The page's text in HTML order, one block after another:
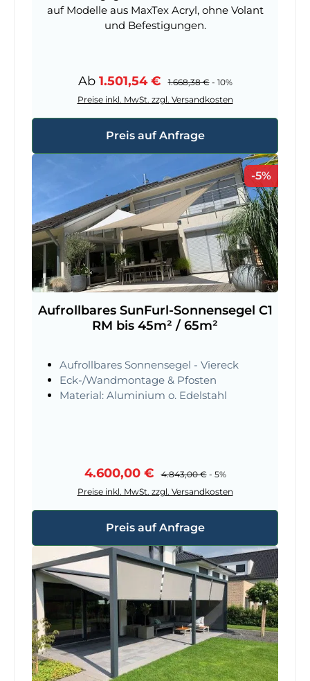
auf Modelle aus MaxTex Acryl, ohne Volant
und Befestigungen.
Verkaufspreis:
Ab 1.501,54 € Regulärer Preis:
1.668,38 € - 10%
Preise inkl. MwSt. zzgl. Versandkosten
Preis auf Anfrage
-5%Rabatt
Aufrollbares SunFurl-Sonnensegel C1
RM bis 45m² / 65m²
Aufrollbares Sonnensegel - Viereck
Eck-/Wandmontage & Pfosten
Material: Aluminium o. Edelstahl
Verkaufspreis:
4.600,00 € Regulärer Preis:
4.843,00 € - 5%
Preise inkl. MwSt. zzgl. Versandkosten
Preis auf Anfrage